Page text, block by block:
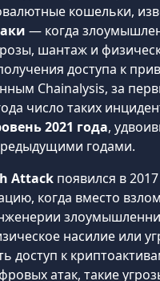
кошельки,
— когда
шантаж и
доступа к
Chainalysis, за
число таких
2021 года,
годами.
Attack появился в
когда вместо
насилие или
доступ к
атак, такие